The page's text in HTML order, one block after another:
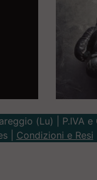
(Lu) | P.IVA
| Condizioni e Resi